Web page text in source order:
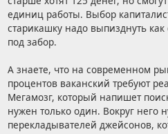
единиц работы. Выбор
старикашку надо выпизднуть
под забор.
А знаете, что на современном
процентов ваканский требуют
Мегамозг, который напишет
нужен только один. Вокруг него
перекладывателей джейсонов,